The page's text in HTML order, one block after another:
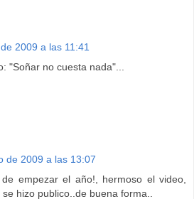
2009 a las 11:41
"Soñar no cuesta nada"...
de 2009 a las 13:07
empezar el año!, hermoso el video,
hizo publico..de buena forma..